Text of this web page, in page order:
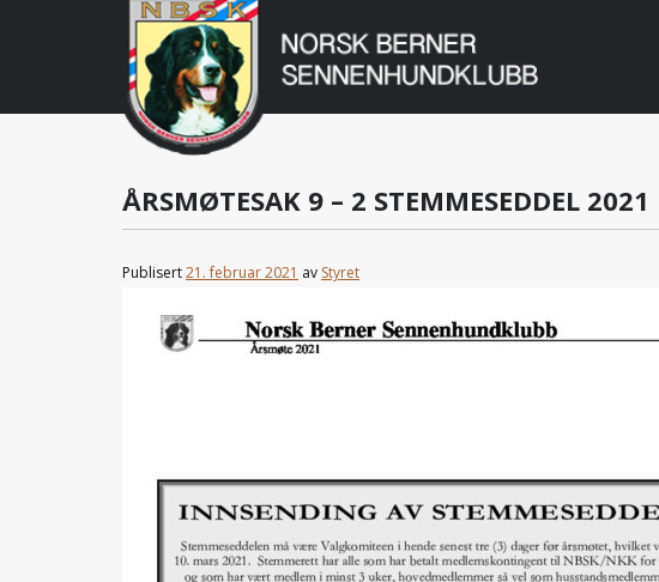
Norsk
Berner
Sennenhundklubb
ÅRSMØTESAK 9 – 2 STEMMESEDDEL 2021
Publisert21. februar 2021 av Styret